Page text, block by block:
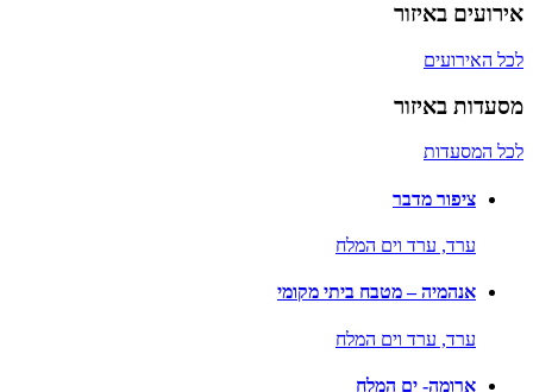
אירועים באיזור
לכל האירועים
מסעדות באיזור
לכל המסעדות
ציפור מדבר
ערד, ערד וים המלח
אנהמיה – מטבח ביתי מקומי
ערד, ערד וים המלח
ארומה- ים המלח